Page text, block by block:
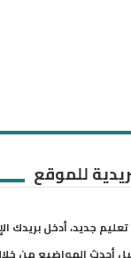
للموقع
جديد، أدخل بريدك
أحدث المواضيع من خلال